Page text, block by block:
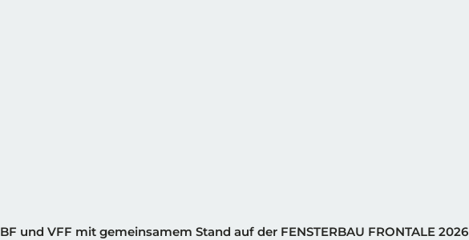
BF und VFF mit gemeinsamem Stand auf der FENSTERBAU FRONTALE 2026